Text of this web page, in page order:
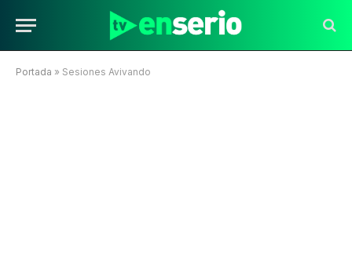
Portada » Sesiones Avivando